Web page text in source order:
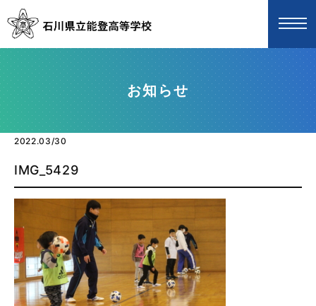
お知らせ
2022.03/30
IMG_5429